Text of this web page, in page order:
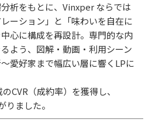
析をもとに、Vinxper ならでは
ーション」と「味わいを自在に
心に構成を再設計。専門的な内
よう、図解・動画・利用シーン
愛好家まで幅広い層に響くLPに
CVR（成約率）を獲得し、
ました。